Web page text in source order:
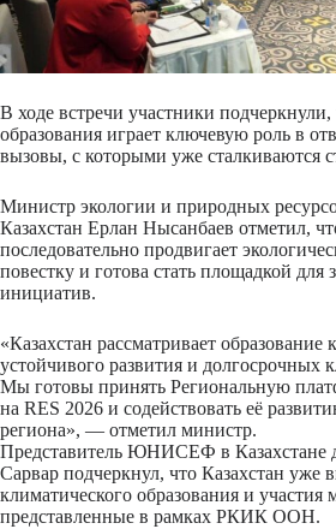
В ходе встречи участники подчеркнули,
образования играет ключевую роль в
вызовы, с которыми уже сталкиваются
Министр экологии и природных
Казахстан Ерлан Нысанбаев отметил,
последовательно продвигает
повестку и готова стать площадкой для
инициатив.
«Казахстан рассматривает
устойчивого развития и долгосрочных
Мы готовы принять Региональную
на RES 2026 и содействовать её
региона», — отметил министр.
Представитель ЮНИСЕФ в Казахстане
Сарвар подчеркнул, что Казахстан уже
климатического образования и
представленные в рамках РКИК ООН.